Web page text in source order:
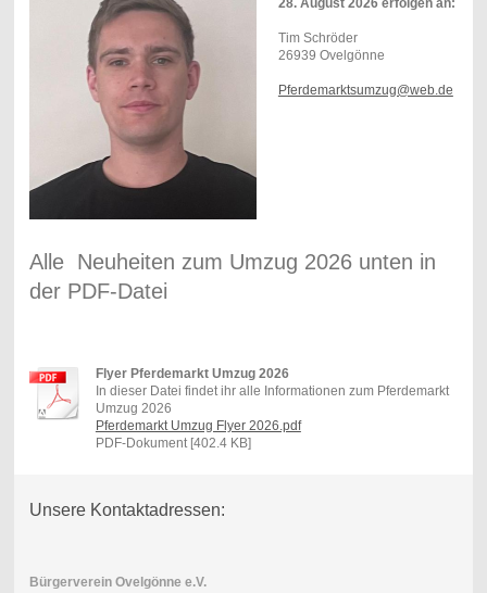
28. August 2026 erfolgen an:
Tim Schröder
26939 Ovelgönne
Pferdemarktsumzug@web.de
Alle Neuheiten zum Umzug 2026 unten in
der PDF-Datei
Flyer Pferdemarkt Umzug 2026
In dieser Datei findet ihr alle Informationen zum Pferdemarkt
Umzug 2026
Pferdemarkt Umzug Flyer 2026.pdf
PDF-Dokument [402.4 KB]
Unsere Kontaktadressen:
Bürgerverein Ovelgönne e.V.